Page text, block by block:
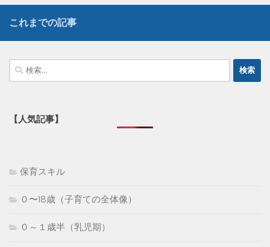
これまでの記事
検
索:
【人気記事】
保育スキル
０〜18歳（子育ての全体像）
０～１歳半（乳児期）